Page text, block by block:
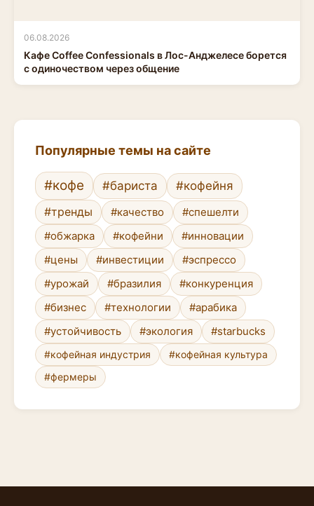
06.08.2026
Кафе Coffee Confessionals в Лос-Анджелесе борется
с одиночеством через общение
Популярные темы на сайте
#кофе #бариста
#кофейня
#тренды
#качество
#спешелти
#обжарка
#кофейни
#инновации
#цены
#инвестиции
#эспрессо
#урожай
#бразилия
#конкуренция
#бизнес
#технологии
#арабика
#устойчивость
#экология #starbucks
#кофейная индустрия
#кофейная культура
#фермеры